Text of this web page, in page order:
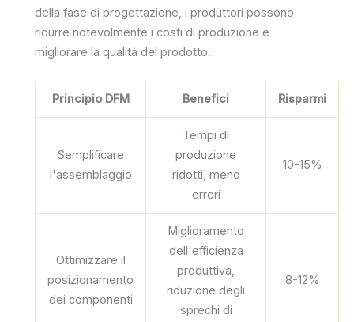
della fase di progettazione, i produttori possono
ridurre notevolmente i costi di produzione e
migliorare la qualità del prodotto.
Principio DFM Benefici Risparmi
Semplificare
l'assemblaggio
Tempi di
produzione
ridotti, meno
errori
10-15%
Ottimizzare il
posizionamento
dei componenti
Miglioramento
dell'efficienza
produttiva,
riduzione degli
sprechi di
8-12%